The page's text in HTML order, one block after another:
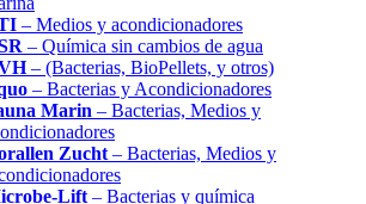
– Medios y acondicionadores
– Química sin cambios de agua
– (Bacterias, BioPellets, y otros)
– Bacterias y Acondicionadores
Marin – Bacterias, Medios y
Zucht – Bacterias, Medios y
Lift – Bacterias y química